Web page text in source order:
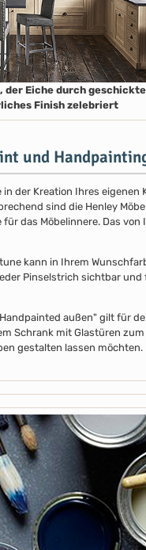
der Eiche durch geschickte
Finish zelebriert
und
in der Kreation Ihres
sind die Henley
das Möbelinnere. Das
kann in Ihrem
Pinselstrich sichtbar
außen" gilt für
Schrank mit Glastüren
gestalten lassen möchten.